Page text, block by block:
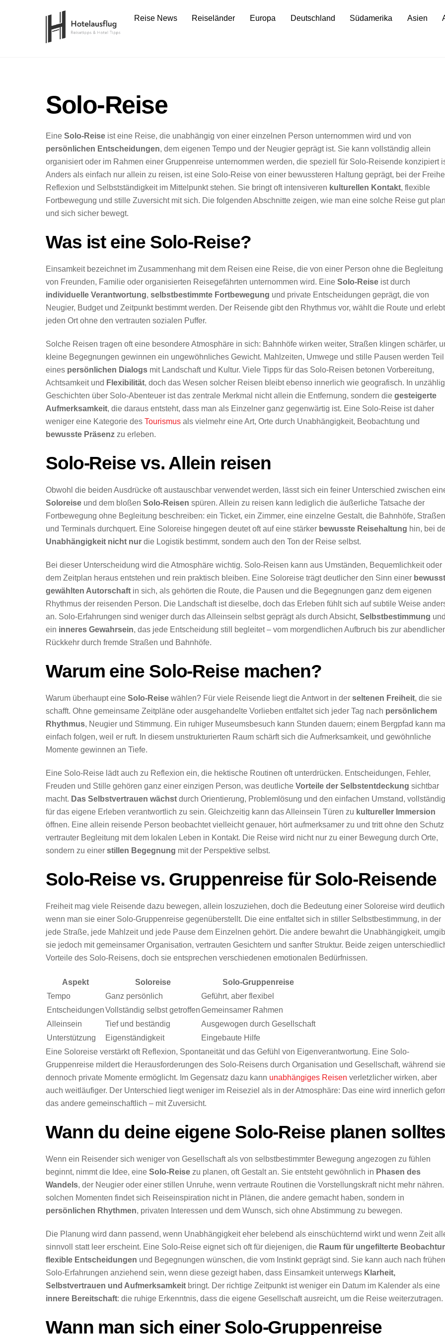
Reise News Reiseländer Europa Deutschland Südamerika Asien
Solo-Reise
Eine Solo-Reise ist eine Reise, die unabhängig von einer einzelnen Person unternommen wird und von
persönlichen Entscheidungen, dem eigenen Tempo und der Neugier geprägt ist. Sie kann vollständig allein
organisiert oder im Rahmen einer Gruppenreise unternommen werden, die speziell für Solo-Reisende konzipiert
Anders als einfach nur allein zu reisen, ist eine Solo-Reise von einer bewussteren Haltung geprägt, bei der
Reflexion und Selbstständigkeit im Mittelpunkt stehen. Sie bringt oft intensiveren kulturellen Kontakt, flexible
Fortbewegung und stille Zuversicht mit sich. Die folgenden Abschnitte zeigen, wie man eine solche Reise gut
und sich sicher bewegt.
Was ist eine Solo-Reise?
Einsamkeit bezeichnet im Zusammenhang mit dem Reisen eine Reise, die von einer Person ohne die Begleitung
von Freunden, Familie oder organisierten Reisegefährten unternommen wird. Eine Solo-Reise ist durch
individuelle Verantwortung, selbstbestimmte Fortbewegung und private Entscheidungen geprägt, die von
Neugier, Budget und Zeitpunkt bestimmt werden. Der Reisende gibt den Rhythmus vor, wählt die Route und erlebt
jeden Ort ohne den vertrauten sozialen Puffer.
Solche Reisen tragen oft eine besondere Atmosphäre in sich: Bahnhöfe wirken weiter, Straßen klingen schärfer,
kleine Begegnungen gewinnen ein ungewöhnliches Gewicht. Mahlzeiten, Umwege und stille Pausen werden Teil
eines persönlichen Dialogs mit Landschaft und Kultur. Viele Tipps für das Solo-Reisen betonen Vorbereitung,
Achtsamkeit und Flexibilität, doch das Wesen solcher Reisen bleibt ebenso innerlich wie geografisch. In
Geschichten über Solo-Abenteuer ist das zentrale Merkmal nicht allein die Entfernung, sondern die gesteigerte
Aufmerksamkeit, die daraus entsteht, dass man als Einzelner ganz gegenwärtig ist. Eine Solo-Reise ist daher
weniger eine Kategorie des Tourismus als vielmehr eine Art, Orte durch Unabhängigkeit, Beobachtung und
bewusste Präsenz zu erleben.
Solo-Reise vs. Allein reisen
Obwohl die beiden Ausdrücke oft austauschbar verwendet werden, lässt sich ein feiner Unterschied zwischen
Soloreise und dem bloßen Solo-Reisen spüren. Allein zu reisen kann lediglich die äußerliche Tatsache der
Fortbewegung ohne Begleitung beschreiben: ein Ticket, ein Zimmer, eine einzelne Gestalt, die Bahnhöfe, Straßen
und Terminals durchquert. Eine Soloreise hingegen deutet oft auf eine stärker bewusste Reisehaltung hin, bei
Unabhängigkeit nicht nur die Logistik bestimmt, sondern auch den Ton der Reise selbst.
Bei dieser Unterscheidung wird die Atmosphäre wichtig. Solo-Reisen kann aus Umständen, Bequemlichkeit oder
dem Zeitplan heraus entstehen und rein praktisch bleiben. Eine Soloreise trägt deutlicher den Sinn einer bewusst
gewählten Autorschaft in sich, als gehörten die Route, die Pausen und die Begegnungen ganz dem eigenen
Rhythmus der reisenden Person. Die Landschaft ist dieselbe, doch das Erleben fühlt sich auf subtile Weise
an. Solo-Erfahrungen sind weniger durch das Alleinsein selbst geprägt als durch Absicht, Selbstbestimmung und
ein inneres Gewahrsein, das jede Entscheidung still begleitet – vom morgendlichen Aufbruch bis zur
Rückkehr durch fremde Straßen und Bahnhöfe.
Warum eine Solo-Reise machen?
Warum überhaupt eine Solo-Reise wählen? Für viele Reisende liegt die Antwort in der seltenen Freiheit, die sie
schafft. Ohne gemeinsame Zeitpläne oder ausgehandelte Vorlieben entfaltet sich jeder Tag nach persönlichem
Rhythmus, Neugier und Stimmung. Ein ruhiger Museumsbesuch kann Stunden dauern; einem Bergpfad kann
einfach folgen, weil er ruft. In diesem unstrukturierten Raum schärft sich die Aufmerksamkeit, und gewöhnliche
Momente gewinnen an Tiefe.
Eine Solo-Reise lädt auch zu Reflexion ein, die hektische Routinen oft unterdrücken. Entscheidungen, Fehler,
Freuden und Stille gehören ganz einer einzigen Person, was deutliche Vorteile der Selbstentdeckung sichtbar
macht. Das Selbstvertrauen wächst durch Orientierung, Problemlösung und den einfachen Umstand, vollständig
für das eigene Erleben verantwortlich zu sein. Gleichzeitig kann das Alleinsein Türen zu kultureller Immersion
öffnen. Eine allein reisende Person beobachtet vielleicht genauer, hört aufmerksamer zu und tritt ohne den Schutz
vertrauter Begleitung mit dem lokalen Leben in Kontakt. Die Reise wird nicht nur zu einer Bewegung durch Orte,
sondern zu einer stillen Begegnung mit der Perspektive selbst.
Solo-Reise vs. Gruppenreise für Solo-Reisende
Freiheit mag viele Reisende dazu bewegen, allein loszuziehen, doch die Bedeutung einer Soloreise wird
wenn man sie einer Solo-Gruppenreise gegenüberstellt. Die eine entfaltet sich in stiller Selbstbestimmung, in der
jede Straße, jede Mahlzeit und jede Pause dem Einzelnen gehört. Die andere bewahrt die Unabhängigkeit,
sie jedoch mit gemeinsamer Organisation, vertrauten Gesichtern und sanfter Struktur. Beide zeigen
Vorteile des Solo-Reisens, doch sie entsprechen verschiedenen emotionalen Bedürfnissen.
Aspekt Soloreise
Solo-Gruppenreise
Tempo
Ganz persönlich
Geführt, aber flexibel
EntscheidungenVollständig selbst getroffenGemeinsamer Rahmen
Alleinsein
Tief und beständig
Ausgewogen durch Gesellschaft
Unterstützung
Eigenständigkeit
Eingebaute Hilfe
Eine Soloreise verstärkt oft Reflexion, Spontaneität und das Gefühl von Eigenverantwortung. Eine Solo-
Gruppenreise mildert die Herausforderungen des Solo-Reisens durch Organisation und Gesellschaft, während sie
dennoch private Momente ermöglicht. Im Gegensatz dazu kann unabhängiges Reisen verletzlicher wirken, aber
auch weitläufiger. Der Unterschied liegt weniger im Reiseziel als in der Atmosphäre: Das eine wird innerlich
das andere gemeinschaftlich – mit Zuversicht.
Wann du deine eigene Solo-Reise planen
Wenn ein Reisender sich weniger von Gesellschaft als von selbstbestimmter Bewegung angezogen zu fühlen
beginnt, nimmt die Idee, eine Solo-Reise zu planen, oft Gestalt an. Sie entsteht gewöhnlich in Phasen des
Wandels, der Neugier oder einer stillen Unruhe, wenn vertraute Routinen die Vorstellungskraft nicht mehr nähren.
solchen Momenten findet sich Reiseinspiration nicht in Plänen, die andere gemacht haben, sondern in
persönlichen Rhythmen, privaten Interessen und dem Wunsch, sich ohne Abstimmung zu bewegen.
Die Planung wird dann passend, wenn Unabhängigkeit eher belebend als einschüchternd wirkt und wenn Zeit
sinnvoll statt leer erscheint. Eine Solo-Reise eignet sich oft für diejenigen, die Raum für ungefilterte
flexible Entscheidungen und Begegnungen wünschen, die vom Instinkt geprägt sind. Sie kann auch nach
Solo-Erfahrungen anziehend sein, wenn diese gezeigt haben, dass Einsamkeit unterwegs Klarheit,
Selbstvertrauen und Aufmerksamkeit bringt. Der richtige Zeitpunkt ist weniger ein Datum im Kalender als eine
innere Bereitschaft: die ruhige Erkenntnis, dass die eigene Gesellschaft ausreicht, um die Reise weiterzutragen.
Wann man sich einer Solo-Gruppenreise